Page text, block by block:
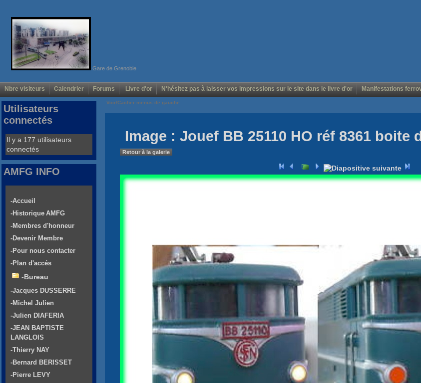
Gare de Grenoble
Nbre visiteurs Calendrier Forums Livre d'or N'hésitez pas à laisser vos impressions sur le site dans le livre d'or Manifestations
Voir/Cacher menus de gauche
Image : Jouef BB 25110 HO réf 8361 boite
Retour à la galerie
Utilisateurs
connectés
Il y a 177 utilisateurs
connectés
AMFG INFO
-Accueil
-Historique AMFG
-Membres d'honneur
-Devenir Membre
-Pour nous contacter
-Plan d'accés
-Bureau
-Jacques DUSSERRE
-Michel Julien
-Julien DIAFERIA
-JEAN BAPTISTE
LANGLOIS
-Thierry NAY
-Bernard BERISSET
-Pierre LEVY